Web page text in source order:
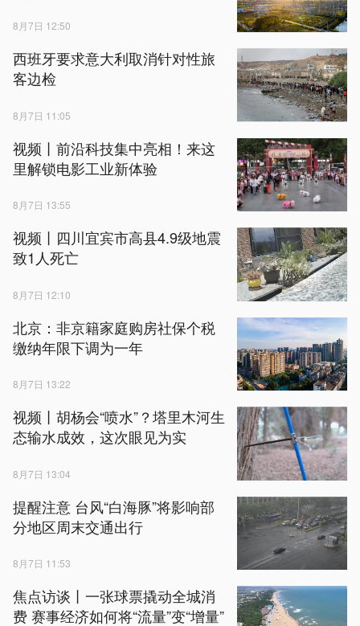
8月7日 12:50
西班牙要求意大利取消针对性旅
客边检
8月7日 11:05
视频丨前沿科技集中亮相！来这
里解锁电影工业新体验
8月7日 13:55
视频丨四川宜宾市高县4.9级地震
致1人死亡
8月7日 12:10
北京：非京籍家庭购房社保个税
缴纳年限下调为一年
8月7日 13:22
视频丨胡杨会“喷水”？塔里木河生
态输水成效，这次眼见为实
8月7日 13:04
提醒注意 台风“白海豚”将影响部
分地区周末交通出行
8月7日 11:53
焦点访谈丨一张球票撬动全城消
费 赛事经济如何将“流量”变“增量”